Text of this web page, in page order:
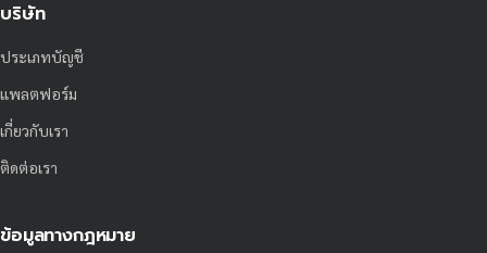
บริษัท
ประเภทบัญชี
แพลตฟอร์ม
เกี่ยวกับเรา
ติดต่อเรา
ข้อมูลทางกฎหมาย